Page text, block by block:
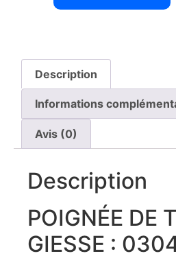
Description
Informations
Avis (0)
Description
POIGNÉE DE
GIESSE :